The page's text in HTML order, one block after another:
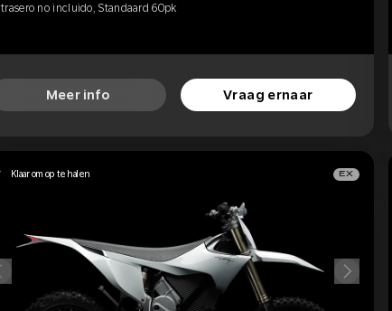
trasero no incluido, Standaard 60pk
Meer info Vraag ernaar
Klaar om op te halen EX